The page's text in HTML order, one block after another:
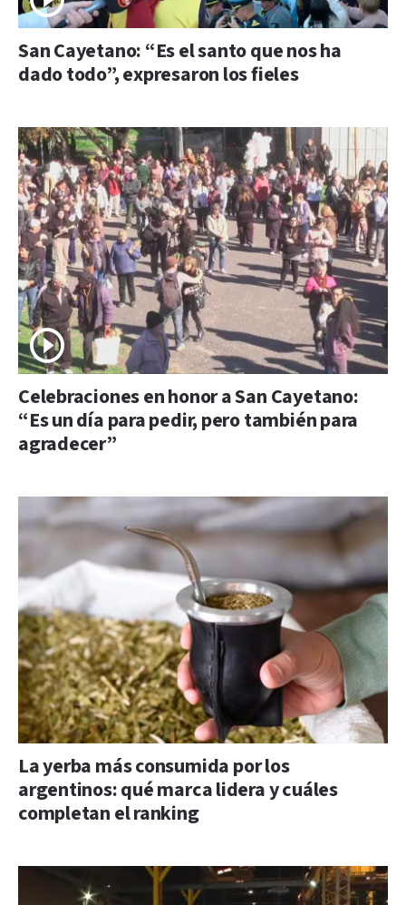
San Cayetano: “Es el santo que nos ha
dado todo”, expresaron los fieles
Celebraciones en honor a San Cayetano:
“Es un día para pedir, pero también para
agradecer”
La yerba más consumida por los
argentinos: qué marca lidera y cuáles
completan el ranking